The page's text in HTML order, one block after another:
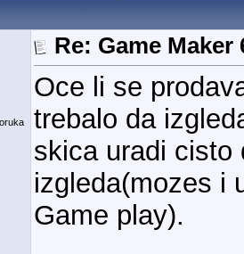
Re: Game Maker
Oce li se
trebalo da
skica uradi cisto
izgleda(mozes i
Game play).